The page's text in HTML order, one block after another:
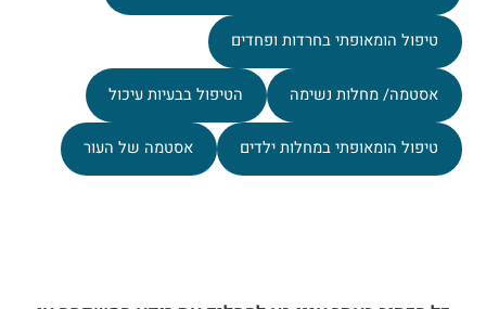
טיפול הומאופתי בחרדות ופחדים
אסטמה/ מחלות נשימה הטיפול בבעיות עיכול
טיפול הומאופתי במחלות ילדים אסטמה של העור